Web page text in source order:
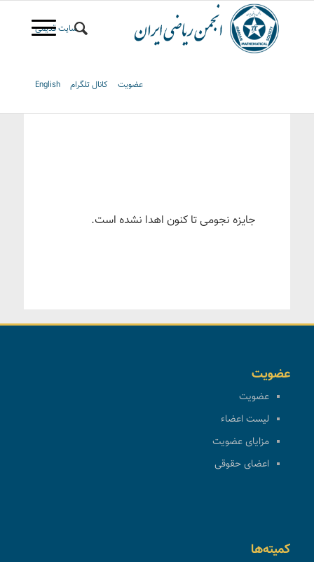
سایت قدیمی
عضویت کانال تلگرام English
جایزه نجومی تا کنون اهدا نشده است.
عضویت
عضویت
لیست اعضاء
مزایای عضویت
اعضای حقوقی
کمیته‌ها